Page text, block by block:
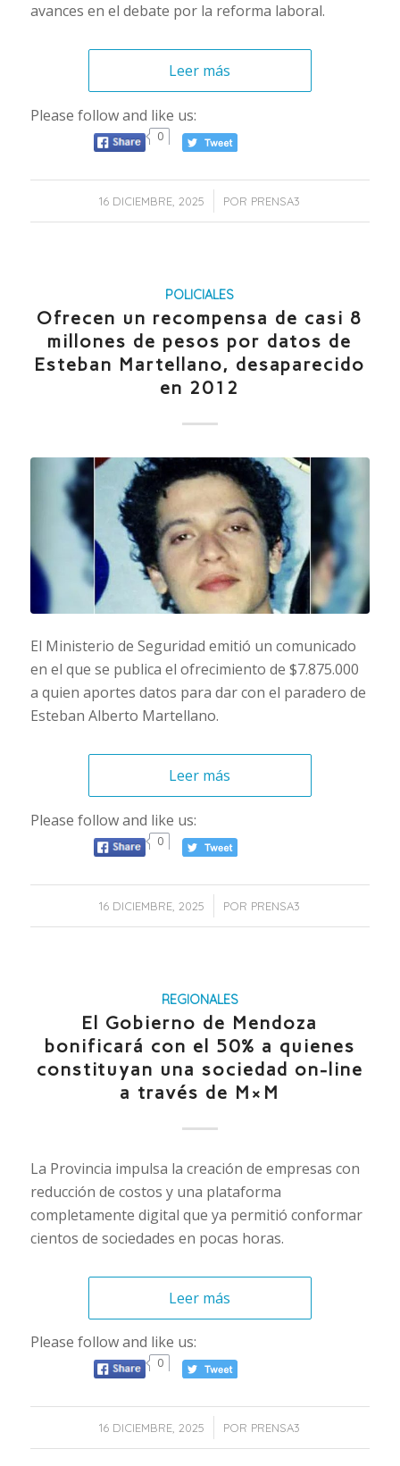
avances en el debate por la reforma laboral.
Leer más
Please follow and like us:
0
16 DICIEMBRE, 2025
/ POR PRENSA3
POLICIALES
Ofrecen un recompensa de casi 8
millones de pesos por datos de
Esteban Martellano, desaparecido
en 2012
El Ministerio de Seguridad emitió un comunicado
en el que se publica el ofrecimiento de $7.875.000
a quien aportes datos para dar con el paradero de
Esteban Alberto Martellano.
Leer más
Please follow and like us:
0
16 DICIEMBRE, 2025
/ POR PRENSA3
REGIONALES
El Gobierno de Mendoza
bonificará con el 50% a quienes
constituyan una sociedad on-line
a través de M×M
La Provincia impulsa la creación de empresas con
reducción de costos y una plataforma
completamente digital que ya permitió conformar
cientos de sociedades en pocas horas.
Leer más
Please follow and like us:
0
16 DICIEMBRE, 2025
/ POR PRENSA3